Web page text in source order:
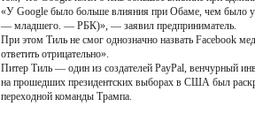
«У Google было больше влияния при Обаме, чем было
— младшего. — РБК)», — заявил предприниматель.
При этом Тиль не смог однозначно назвать Facebook
ответить отрицательно».
Питер Тиль — один из создателей PayPal, венчурный
на прошедших президентских выборах в США был
переходной команды Трампа.